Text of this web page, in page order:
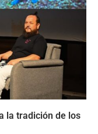
la tradición de los